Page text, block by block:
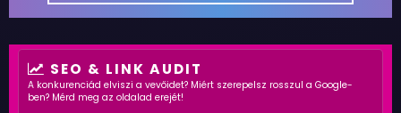
SEO & LINK AUDIT
A konkurenciád elviszi a vevőidet? Miért szerepelsz rosszul a Google-
ben? Mérd meg az oldalad erejét!